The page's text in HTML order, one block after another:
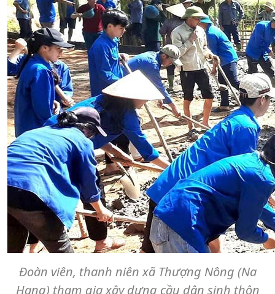
Đoàn viên, thanh niên xã Thượng Nông (Na
Hang) tham gia xây dựng cầu dân sinh thôn